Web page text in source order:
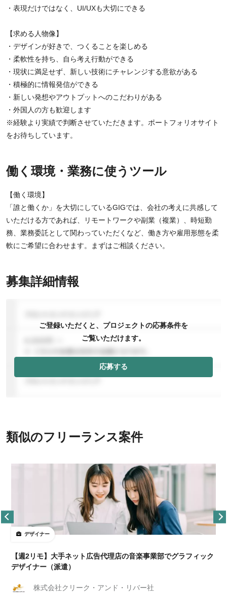
・表現だけではなく、UI/UXも大切にできる
【求める人物像】
・デザインが好きで、つくることを楽しめる
・柔軟性を持ち、自ら考え行動ができる
・現状に満足せず、新しい技術にチャレンジする意欲がある
・積極的に情報発信ができる
・新しい発想やアウトプットへのこだわりがある
・外国人の方も歓迎します
※経験より実績で判断させていただきます。ポートフォリオサイト
をお待ちしています。
働く環境・業務に使うツール
【働く環境】
「誰と働くか」を大切にしているGIGでは、会社の考えに共感して
いただける方であれば、リモートワークや副業（複業）、時短勤
務、業務委託として関わっていただくなど、働き方や雇用形態を柔
軟にご希望に合わせます。まずはご相談ください。
募集詳細情報
ご登録いただくと、プロジェクトの応募条件を
ご覧いただけます。
応募する
類似のフリーランス案件
デザイナー
【週2リモ】大手ネット広告代理店の音楽事業部でグラフィック
デザイナー（派遣）
株式会社クリーク・アンド・リバー社